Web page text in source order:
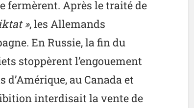
fermèrent. Après le traité de
», les Allemands
En Russie, la fin du
stoppèrent l’engouement
au Canada et
interdisait la vente de